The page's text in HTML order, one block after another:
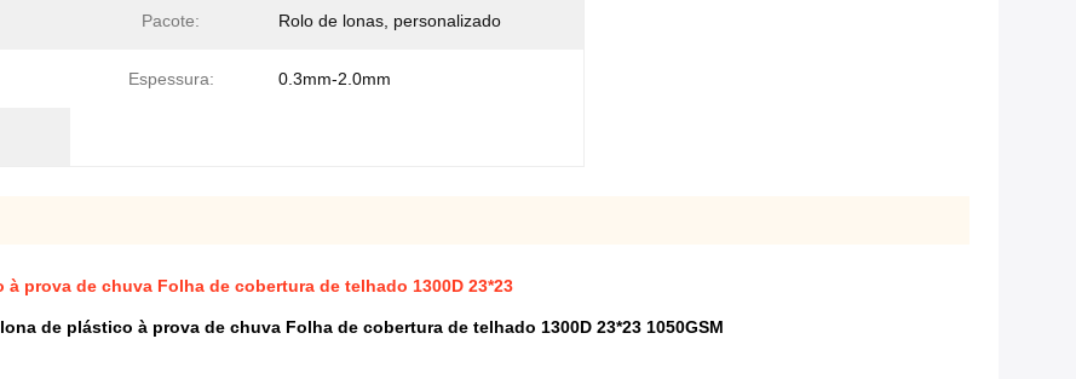
Pacote: Rolo de lonas, personalizado
Espessura: 0.3mm-2.0mm
prova de chuva Folha de cobertura de telhado 1300D 23*23
de plástico à prova de chuva Folha de cobertura de telhado 1300D 23*23 1050GSM